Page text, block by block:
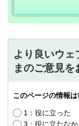
より良いウェ
まのご意見
このページの情報
1：役に立った
3：役に立たな